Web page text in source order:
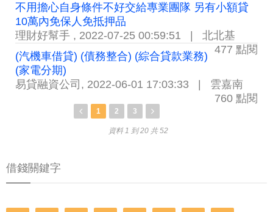
不用擔心自身條件不好交給專業團隊 另有小額貸
10萬內免保人免抵押品
理財好幫手 , 2022-07-25 00:59:51
北北基
477 點閱
(汽機車借貸) (債務整合) (綜合貸款業務)
(家電分期)
易貸融資公司 , 2022-06-01 17:03:33
雲嘉南
760 點閱
1 2 3
資料 1 到 20 共 52
借錢關鍵字